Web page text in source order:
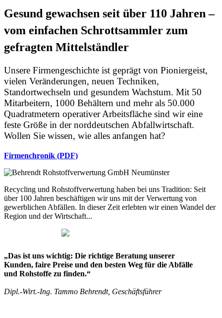
Gesund gewachsen seit über 110 Jahren –
vom einfachen Schrottsammler zum
gefragten Mittelständler
Unsere Firmengeschichte ist geprägt von Pioniergeist,
vielen Veränderungen, neuen Techniken,
Standortwechseln und gesundem Wachstum. Mit 50
Mitarbeitern, 1000 Behältern und mehr als 50.000
Quadratmetern operativer Arbeitsfläche sind wir eine
feste Größe in der norddeutschen Abfallwirtschaft.
Wollen Sie wissen, wie alles anfangen hat?
Firmenchronik (PDF)
Recycling und Rohstoffverwertung haben bei uns Tradition: Seit
über 100 Jahren beschäftigen wir uns mit der Verwertung von
gewerblichen Abfällen. In dieser Zeit erlebten wir einen Wandel der
Region und der Wirtschaft...
„Das ist uns wichtig: Die richtige Beratung unserer
Kunden, faire Preise und den besten Weg für die Abfälle
und Rohstoffe zu finden.“
Dipl.-Wirt.-Ing. Tammo Behrendt, Geschäftsführer